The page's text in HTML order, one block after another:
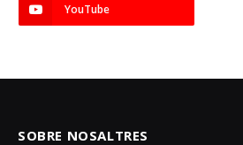
YouTube
SOBRE NOSALTRES